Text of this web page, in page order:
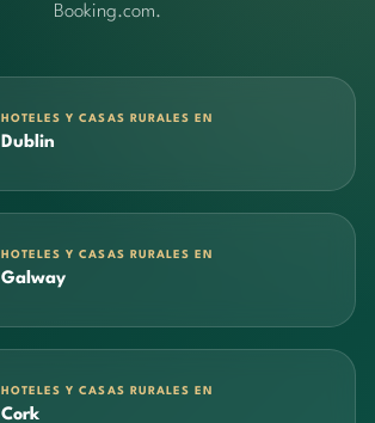
Booking.com.
HOTELES Y CASAS RURALES EN
Dublin
HOTELES Y CASAS RURALES EN
Galway
HOTELES Y CASAS RURALES EN
Cork